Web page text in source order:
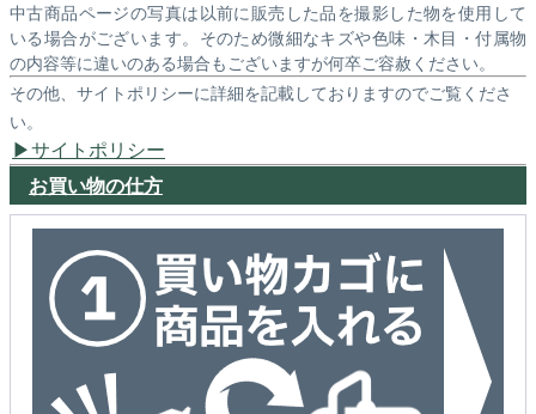
中古商品ページの写真は以前に販売した品を撮影した物を使用して
いる場合がございます。そのため微細なキズや色味・木目・付属物
の内容等に違いのある場合もございますが何卒ご容赦ください。
その他、サイトポリシーに詳細を記載しておりますのでご覧くださ
い。
サイトポリシー
お買い物の仕方